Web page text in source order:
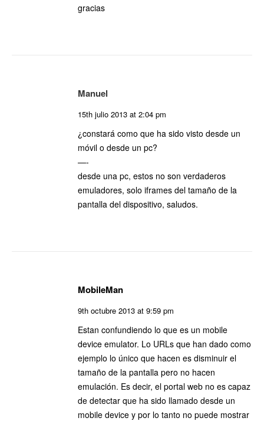
gracias
Manuel
15th julio 2013 at 2:04 pm
¿constará como que ha sido visto desde un
móvil o desde un pc?
—-
desde una pc, estos no son verdaderos
emuladores, solo iframes del tamaño de la
pantalla del dispositivo, saludos.
MobileMan
9th octubre 2013 at 9:59 pm
Estan confundiendo lo que es un mobile
device emulator. Lo URLs que han dado como
ejemplo lo único que hacen es disminuir el
tamaño de la pantalla pero no hacen
emulación. Es decir, el portal web no es capaz
de detectar que ha sido llamado desde un
mobile device y por lo tanto no puede mostrar